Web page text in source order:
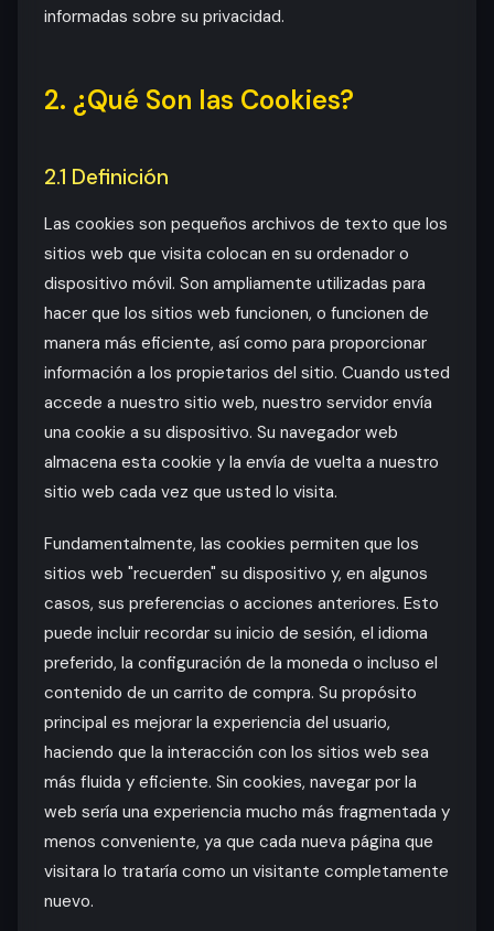
informadas sobre su privacidad.
2. ¿Qué Son las Cookies?
2.1 Definición
Las cookies son pequeños archivos de texto que los
sitios web que visita colocan en su ordenador o
dispositivo móvil. Son ampliamente utilizadas para
hacer que los sitios web funcionen, o funcionen de
manera más eficiente, así como para proporcionar
información a los propietarios del sitio. Cuando usted
accede a nuestro sitio web, nuestro servidor envía
una cookie a su dispositivo. Su navegador web
almacena esta cookie y la envía de vuelta a nuestro
sitio web cada vez que usted lo visita.
Fundamentalmente, las cookies permiten que los
sitios web "recuerden" su dispositivo y, en algunos
casos, sus preferencias o acciones anteriores. Esto
puede incluir recordar su inicio de sesión, el idioma
preferido, la configuración de la moneda o incluso el
contenido de un carrito de compra. Su propósito
principal es mejorar la experiencia del usuario,
haciendo que la interacción con los sitios web sea
más fluida y eficiente. Sin cookies, navegar por la
web sería una experiencia mucho más fragmentada y
menos conveniente, ya que cada nueva página que
visitara lo trataría como un visitante completamente
nuevo.